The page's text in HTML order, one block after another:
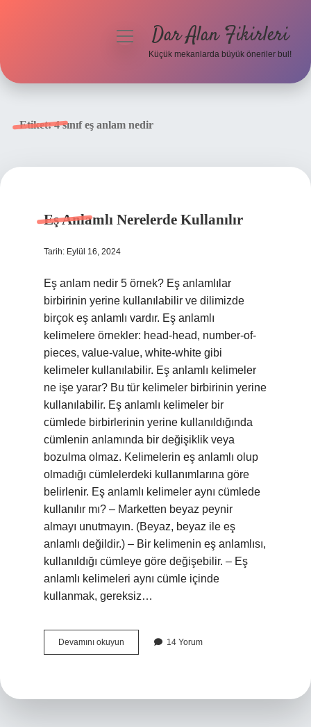
menüyüDar Alan Fikirleri
Küçük mekanlarda büyük öneriler bul!
Etiket:4 sınıf eş anlam nedir
Eş Anlamlı Nerelerde Kullanılır
Tarih: Eylül 16, 2024
Eş anlam nedir 5 örnek? Eş anlamlılar
birbirinin yerine kullanılabilir ve dilimizde
birçok eş anlamlı vardır. Eş anlamlı
kelimelere örnekler: head-head, number-of-
pieces, value-value, white-white gibi
kelimeler kullanılabilir. Eş anlamlı kelimeler
ne işe yarar? Bu tür kelimeler birbirinin yerine
kullanılabilir. Eş anlamlı kelimeler bir
cümlede birbirlerinin yerine kullanıldığında
cümlenin anlamında bir değişiklik veya
bozulma olmaz. Kelimelerin eş anlamlı olup
olmadığı cümlelerdeki kullanımlarına göre
belirlenir. Eş anlamlı kelimeler aynı cümlede
kullanılır mı? – Marketten beyaz peynir
almayı unutmayın. (Beyaz, beyaz ile eş
anlamlı değildir.) – Bir kelimenin eş anlamlısı,
kullanıldığı cümleye göre değişebilir. – Eş
anlamlı kelimeleri aynı cümle içinde
kullanmak, gereksiz…
Devamını okuyun
Anlamlı
14 Yorum